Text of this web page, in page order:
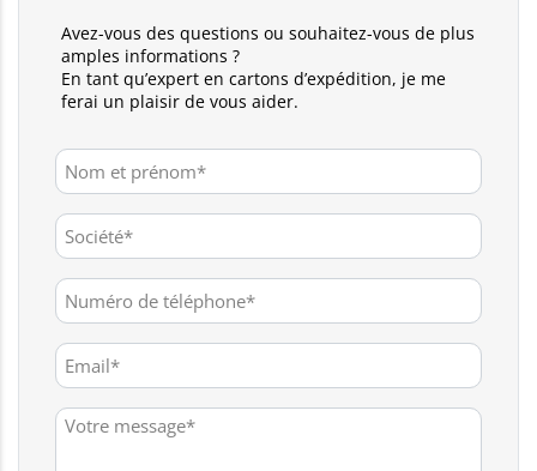
Avez-vous des questions ou souhaitez-vous de plus
amples informations ?
En tant qu’expert en cartons d’expédition, je me
ferai un plaisir de vous aider.